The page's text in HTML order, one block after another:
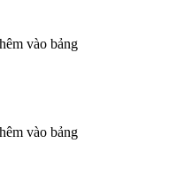
vào bảng
vào bảng